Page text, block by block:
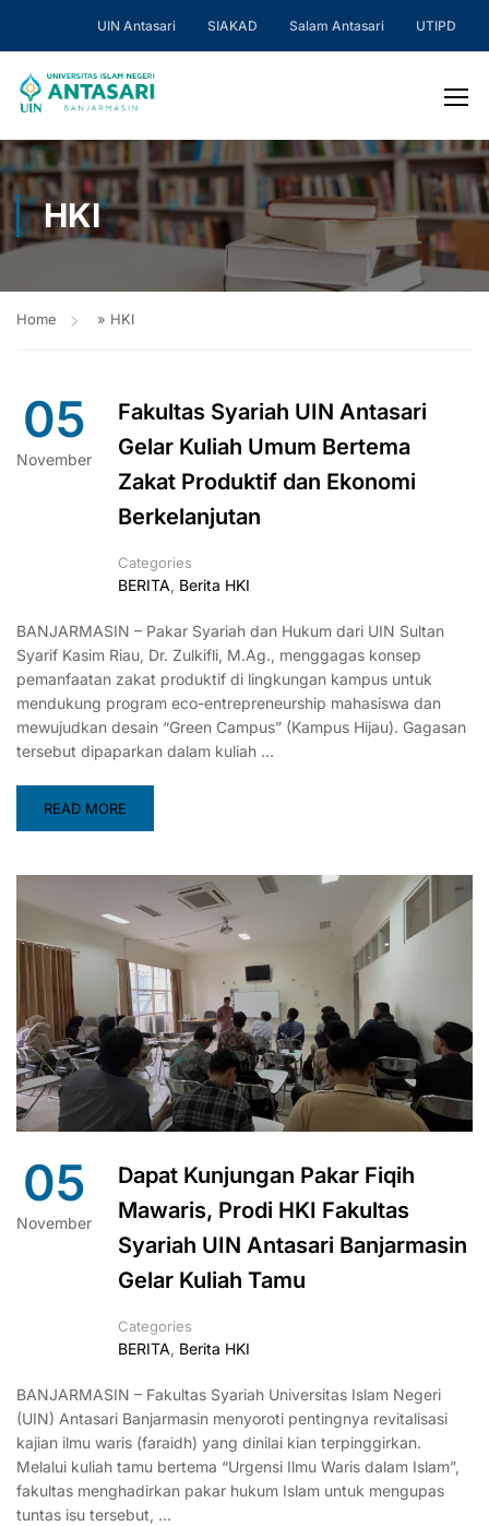
UIN Antasari SIAKAD Salam Antasari UTIPD
HKI
Home » HKI
05
November
Fakultas Syariah UIN Antasari
Gelar Kuliah Umum Bertema
Zakat Produktif dan Ekonomi
Berkelanjutan
Categories
BERITA, Berita HKI
BANJARMASIN – Pakar Syariah dan Hukum dari UIN Sultan
Syarif Kasim Riau, Dr. Zulkifli, M.Ag., menggagas konsep
pemanfaatan zakat produktif di lingkungan kampus untuk
mendukung program eco-entrepreneurship mahasiswa dan
mewujudkan desain “Green Campus” (Kampus Hijau). Gagasan
tersebut dipaparkan dalam kuliah …
READ MORE
05
November
Dapat Kunjungan Pakar Fiqih
Mawaris, Prodi HKI Fakultas
Syariah UIN Antasari Banjarmasin
Gelar Kuliah Tamu
Categories
BERITA, Berita HKI
BANJARMASIN – Fakultas Syariah Universitas Islam Negeri
(UIN) Antasari Banjarmasin menyoroti pentingnya revitalisasi
kajian ilmu waris (faraidh) yang dinilai kian terpinggirkan.
Melalui kuliah tamu bertema “Urgensi Ilmu Waris dalam Islam”,
fakultas menghadirkan pakar hukum Islam untuk mengupas
tuntas isu tersebut, …